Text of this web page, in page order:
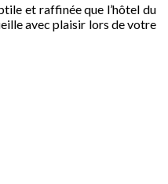
et raffinée que l’hôtel du
avec plaisir lors de votre